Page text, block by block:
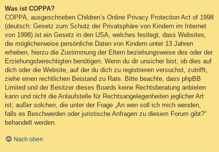
Was ist COPPA?
COPPA, ausgeschrieben Children’s Online Privacy Protection Act of 1998
(deutsch: Gesetz zum Schutz der Privatsphäre von Kindern im Internet
von 1998) ist ein Gesetz in den USA, welches festlegt, dass Websites,
die möglicherweise persönliche Daten von Kindern unter 13 Jahren
erheben, hierzu die Zustimmung der Eltern beziehungsweise des oder der
Erziehungsberechtigten benötigen. Wenn du dir unsicher bist, ob dies auf
dich oder die Website, auf der du dich zu registrieren versuchst, zutrifft,
ziehe einen rechtlichen Beistand zu Rate. Bitte beachte, dass phpBB
Limited und der Besitzer dieses Boards keine Rechtsberatung anbieten
kann und nicht die Anlaufstelle für Rechtsangelegenheiten jeglicher Art
ist; außer solchen, die unter der Frage „An wen soll ich mich wenden,
falls es Beschwerden oder juristische Anfragen zu diesem Forum gibt?“
behandelt werden.
Nach oben